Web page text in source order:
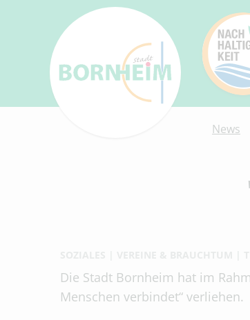
News
Die Stadt Bornheim hat im
Menschen verbindet“ verliehen.